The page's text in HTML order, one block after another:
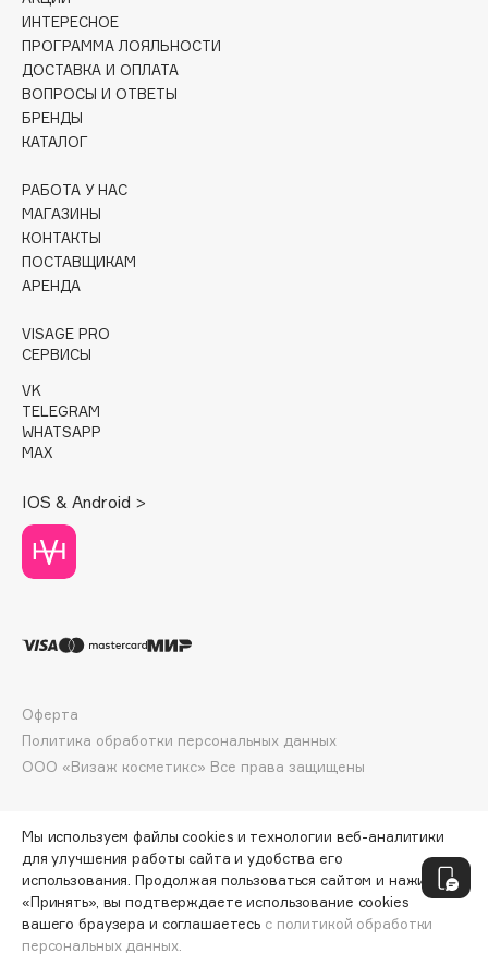
Collagenina
Consly
Corimo
CosRX
Cottolina
Cunzite
d'Alba
DABO
DARLING*
Darphin
Deonica
Dessange
Dior
Dolomit
DP Daily Perfection
Dr. Vranjes Firenze
Dr.Jart+
DSD de Luxe
Dyson
ДОБАВИТЬ В КОРЗИНУ
ИНТЕРЕСНОЕ
ПРОГРАММА ЛОЯЛЬНОСТИ
ДОСТАВКА И ОПЛАТА
ВОПРОСЫ И ОТВЕТЫ
БРЕНДЫ
КАТАЛОГ
РАБОТА У НАС
МАГАЗИНЫ
КОНТАКТЫ
ПОСТАВЩИКАМ
АРЕНДА
VISAGE PRO
СЕРВИСЫ
VK
TELEGRAM
WHATSAPP
MAX
IOS & Android >
ООО «Визаж косметикс» Все права защищены
Оферта
Политика обработки персональных данных
Мы используем файлы cookies и технологии веб-аналитики
для улучшения работы сайта и удобства его
использования. Продолжая пользоваться сайтом и нажимая
«Принять», вы подтверждаете использование cookies
вашего браузера и соглашаетесь с политикой обработки
персональных данных.